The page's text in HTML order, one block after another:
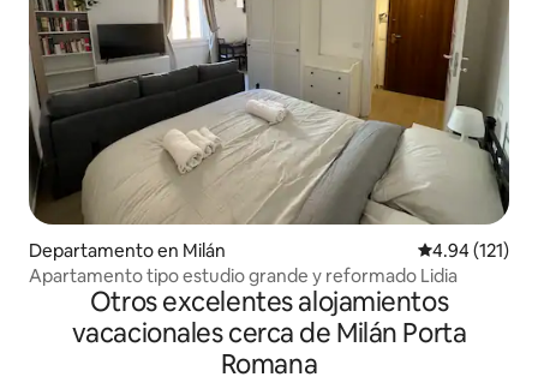
Departamento en Milán Calificación
4.94 (121)
Apartamento tipo estudio grande y reformado Lidia
Otros excelentes alojamientos
vacacionales cerca de Milán Porta
Romana